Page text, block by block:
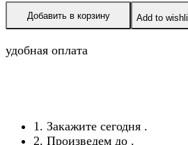
Добавить в корзину Add to
удобная оплата
1. Закажите сегодня .
2. Произведем до .